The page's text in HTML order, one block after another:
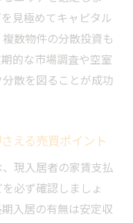
見極めてキャピタル
数物件の分散投資も
的な市場調査や空室
散を図ることが成功
える売買ポイント
現入居者の家賃支払
必ず確認しましょ
入居の有無は安定収